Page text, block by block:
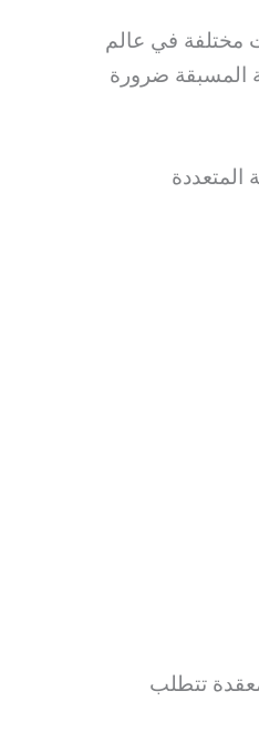
مختلفة في عالم
المسبقة ضرورة
تتطلب